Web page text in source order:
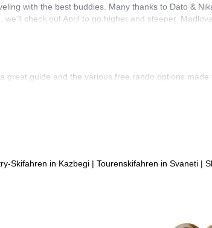
with the best buddies. Many thanks to Dato &
check out April to go higher and steeper.
great guide and the various free rando options made
Skifahren in Kazbegi | Tourenskifahren in Svaneti |